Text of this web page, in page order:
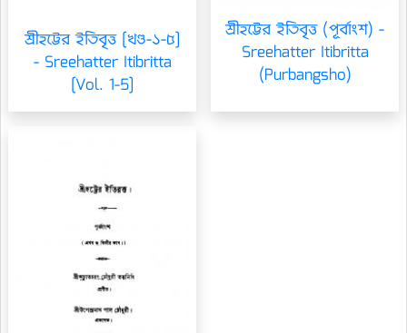
শ্রীহট্টের ইতিবৃত্ত [খণ্ড-১-৫]
- Sreehatter Itibritta
[Vol. 1-5]
শ্রীহট্টের ইতিবৃত্ত (পূর্বাংশ) -
Sreehatter Itibritta
(Purbangsho)